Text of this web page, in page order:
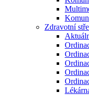
Zdravotní